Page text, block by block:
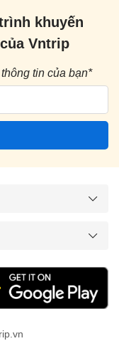
khuyến
Vntrip
tin của bạn*